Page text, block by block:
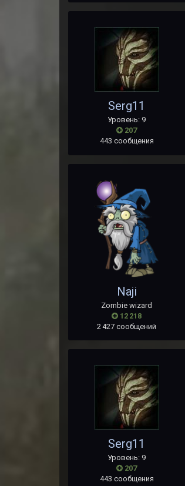
Serg11
Уровень: 9
207
443 сообщения
Naji
Zombie wizard
12 218
2 427 сообщений
Serg11
Уровень: 9
207
443 сообщения